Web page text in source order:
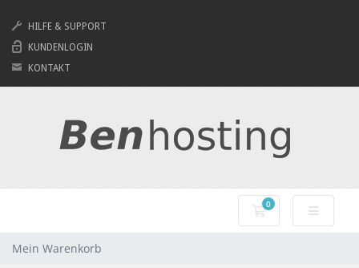
HILFE & SUPPORT
KUNDENLOGIN
KONTAKT
0
Mein Warenkorb
Mein Warenkorb